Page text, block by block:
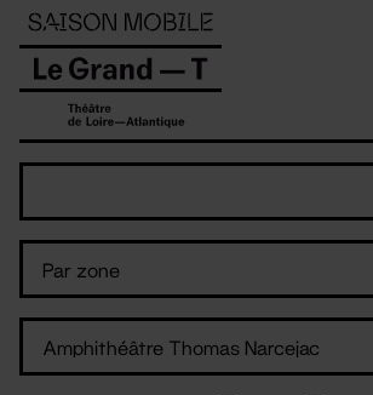
Panneau de gestion des cookies